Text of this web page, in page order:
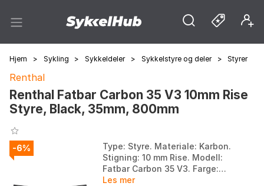
Hjem > Sykling > Sykkeldeler > Sykkelstyre og deler > Styrer
Renthal
Renthal Fatbar Carbon 35 V3 10mm Rise
Styre, Black, 35mm, 800mm
-6%
Type: Styre. Materiale: Karbon.
Stigning: 10 mm Rise. Modell:
Fatbar Carbon 35 V3. Farge:
Black. Størrelse: 35mm.
Les mer